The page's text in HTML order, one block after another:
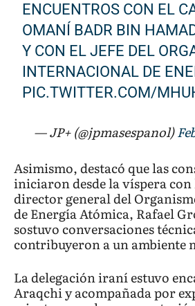
ENCUENTROS CON EL
OMANÍ BADR BIN
Y CON EL JEFE DEL
INTERNACIONAL DE
PIC.TWITTER.COM/
— JP+ (@jpmasespanol)
Asimismo, destacó que las
iniciaron desde la víspera con
director general del
de Energía Atómica, Rafael
sostuvo conversaciones
contribuyeron a un ambiente
La delegación iraní estuvo
Araqchi y acompañada por